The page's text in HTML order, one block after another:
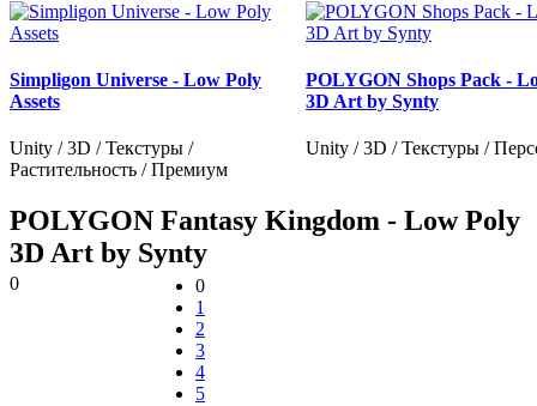
Simpligon Universe - Low Poly
Assets
Unity / 3D / Текстуры /
Растительность / Премиум
POLYGON Shops Pack -
3D Art by Synty
Unity / 3D / Текстуры /
POLYGON Fantasy Kingdom - Low Poly
3D Art by Synty
0
0
1
2
3
4
5